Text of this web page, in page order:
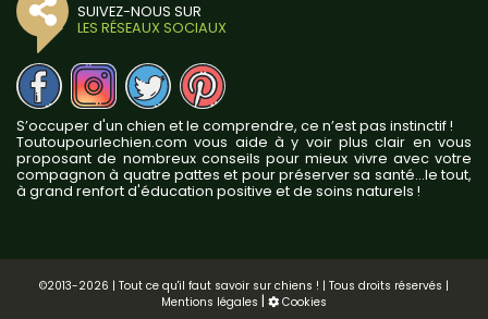
SUIVEZ-NOUS SUR
LES RÉSEAUX SOCIAUX
S’occuper d'un chien et le comprendre, ce n’est pas instinctif !
Toutoupourlechien.com vous aide à y voir plus clair en vous
proposant de nombreux conseils pour mieux vivre avec votre
compagnon à quatre pattes et pour préserver sa santé...le tout,
à grand renfort d'éducation positive et de soins naturels !
Mentions légales | Cookies